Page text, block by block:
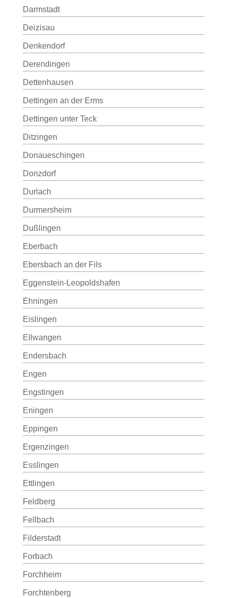
Darmstadt
Deizisau
Denkendorf
Derendingen
Dettenhausen
Dettingen an der Erms
Dettingen unter Teck
Ditzingen
Donaueschingen
Donzdorf
Durlach
Durmersheim
Dußlingen
Eberbach
Ebersbach an der Fils
Eggenstein-Leopoldshafen
Ehningen
Eislingen
Ellwangen
Endersbach
Engen
Engstingen
Eningen
Eppingen
Ergenzingen
Esslingen
Ettlingen
Feldberg
Fellbach
Filderstadt
Forbach
Forchheim
Forchtenberg